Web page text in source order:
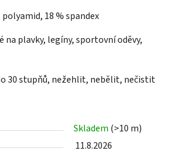
polyamid, 18 % spandex
na plavky, legíny, sportovní oděvy,
30 stupňů, nežehlit, nebělit, nečistit
Skladem (>10 m)
11.8.2026